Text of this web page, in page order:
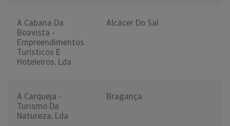
A Cabana Da
Boavista -
Empreendimentos
Turísticos E
Hoteleiros, Lda
Alcácer Do Sal
A Carqueja -
Turismo Da
Natureza, Lda
Bragança